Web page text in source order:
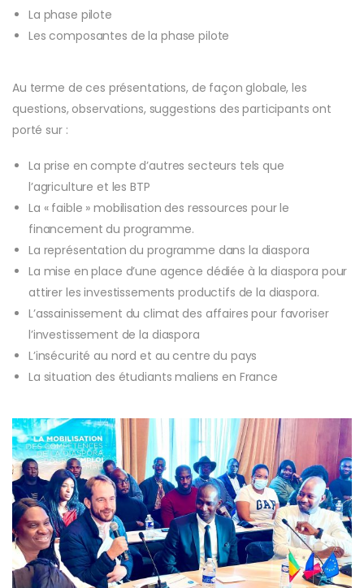
La phase pilote
Les composantes de la phase pilote
Au terme de ces présentations, de façon globale, les
questions, observations, suggestions des participants ont
porté sur :
La prise en compte d’autres secteurs tels que
l’agriculture et les BTP
La « faible » mobilisation des ressources pour le
financement du programme.
La représentation du programme dans la diaspora
La mise en place d’une agence dédiée à la diaspora pour
attirer les investissements productifs de la diaspora.
L’assainissement du climat des affaires pour favoriser
l’investissement de la diaspora
L’insécurité au nord et au centre du pays
La situation des étudiants maliens en France